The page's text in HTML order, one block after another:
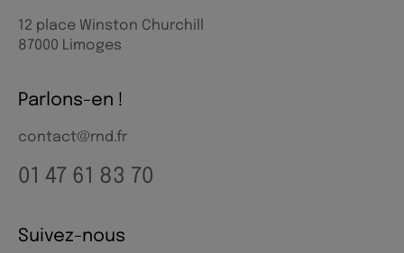
12 place Winston Churchill
87000 Limoges
Parlons-en !
contact@rnd.fr
01 47 61 83 70
Suivez-nous